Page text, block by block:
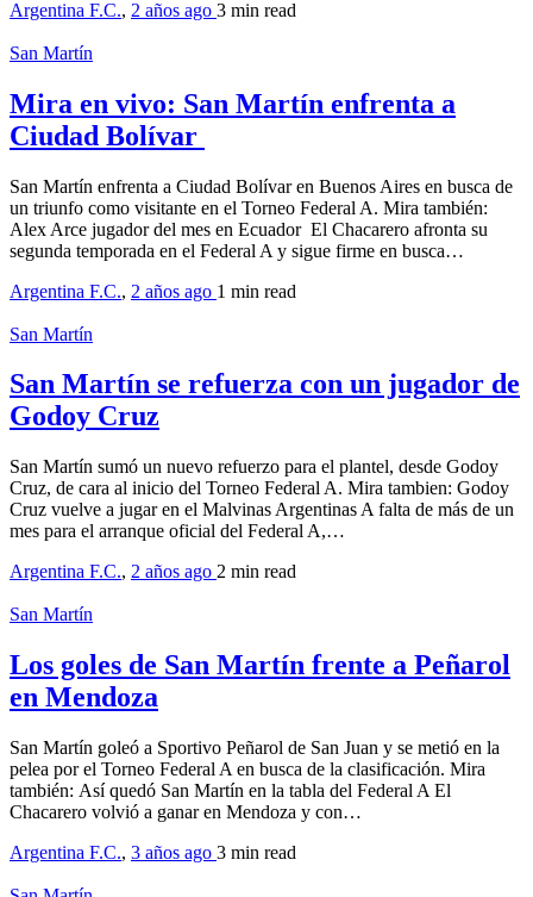
Argentina F.C., 2 años ago 3 min read
San Martín
Mira en vivo: San Martín enfrenta a
Ciudad Bolívar
San Martín enfrenta a Ciudad Bolívar en Buenos Aires en busca de
un triunfo como visitante en el Torneo Federal A. Mira también:
Alex Arce jugador del mes en Ecuador El Chacarero afronta su
segunda temporada en el Federal A y sigue firme en busca…
Argentina F.C., 2 años ago 1 min read
San Martín
San Martín se refuerza con un jugador de
Godoy Cruz
San Martín sumó un nuevo refuerzo para el plantel, desde Godoy
Cruz, de cara al inicio del Torneo Federal A. Mira tambien: Godoy
Cruz vuelve a jugar en el Malvinas Argentinas A falta de más de un
mes para el arranque oficial del Federal A,…
Argentina F.C., 2 años ago 2 min read
San Martín
Los goles de San Martín frente a Peñarol
en Mendoza
San Martín goleó a Sportivo Peñarol de San Juan y se metió en la
pelea por el Torneo Federal A en busca de la clasificación. Mira
también: Así quedó San Martín en la tabla del Federal A El
Chacarero volvió a ganar en Mendoza y con…
Argentina F.C., 3 años ago 3 min read